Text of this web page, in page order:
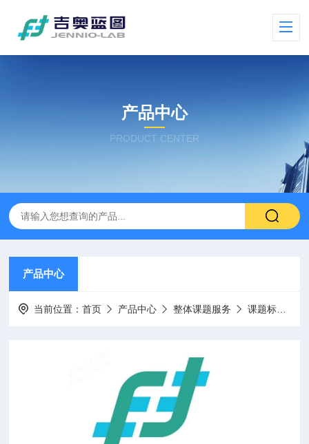
产品中心
PRODUCT CENTER
产品中心
当前位置：首页 产品中心 整体课题服务 课题标书设计项目申报